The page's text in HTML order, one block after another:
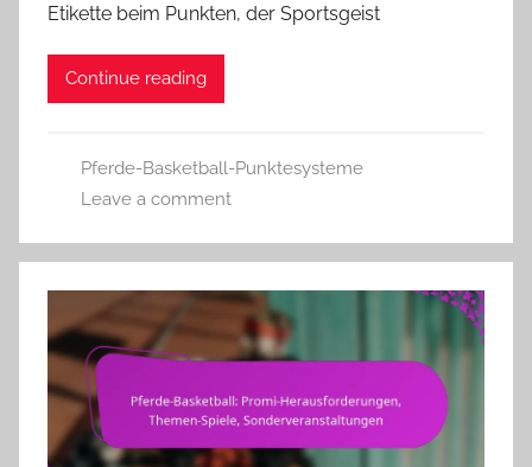
Etikette beim Punkten, der Sportsgeist
Continue reading
Pferde-Basketball-Punktesysteme
Leave a comment